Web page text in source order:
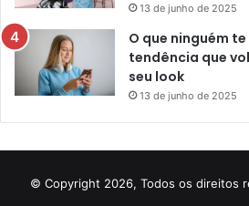
13 de junho de 2025
O que ninguém
tendência que
seu look
13 de junho de 2025
© Copyright 2026, Todos os direitos